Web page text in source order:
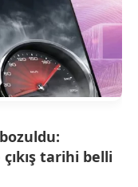
tarihi belli